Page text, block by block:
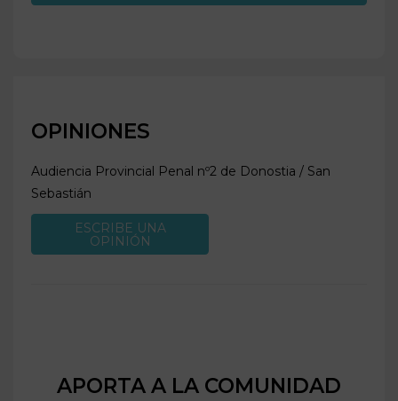
OPINIONES
Audiencia Provincial Penal nº2 de Donostia / San
Sebastián
ESCRIBE UNA
OPINIÓN
APORTA A LA COMUNIDAD